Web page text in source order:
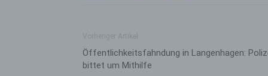
Öffentlichkeitsfahndung in Langenhagen:
bittet um Mithilfe